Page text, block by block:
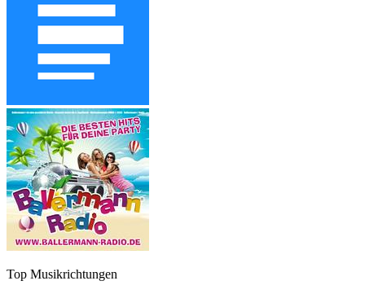
Top Musikrichtungen